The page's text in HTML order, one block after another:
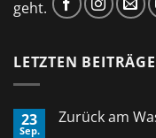
geht.
LETZTEN BEITRÄGE
23
Sep.
Zurück am